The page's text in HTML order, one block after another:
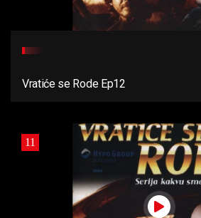
Vratiće se Rode Ep12
11